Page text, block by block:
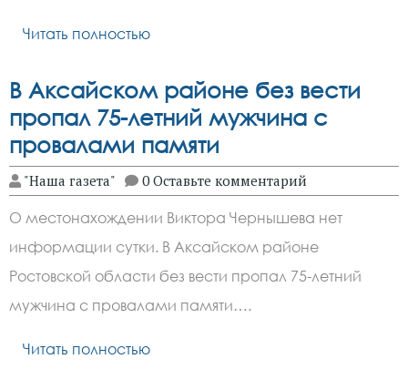
Читать полностью
В Аксайском районе без вести
пропал 75-летний мужчина с
провалами памяти
"Наша газета" 0 Оставьте комментарий
О местонахождении Виктора Чернышева нет
информации сутки. В Аксайском районе
Ростовской области без вести пропал 75-летний
мужчина с провалами памяти….
Читать полностью